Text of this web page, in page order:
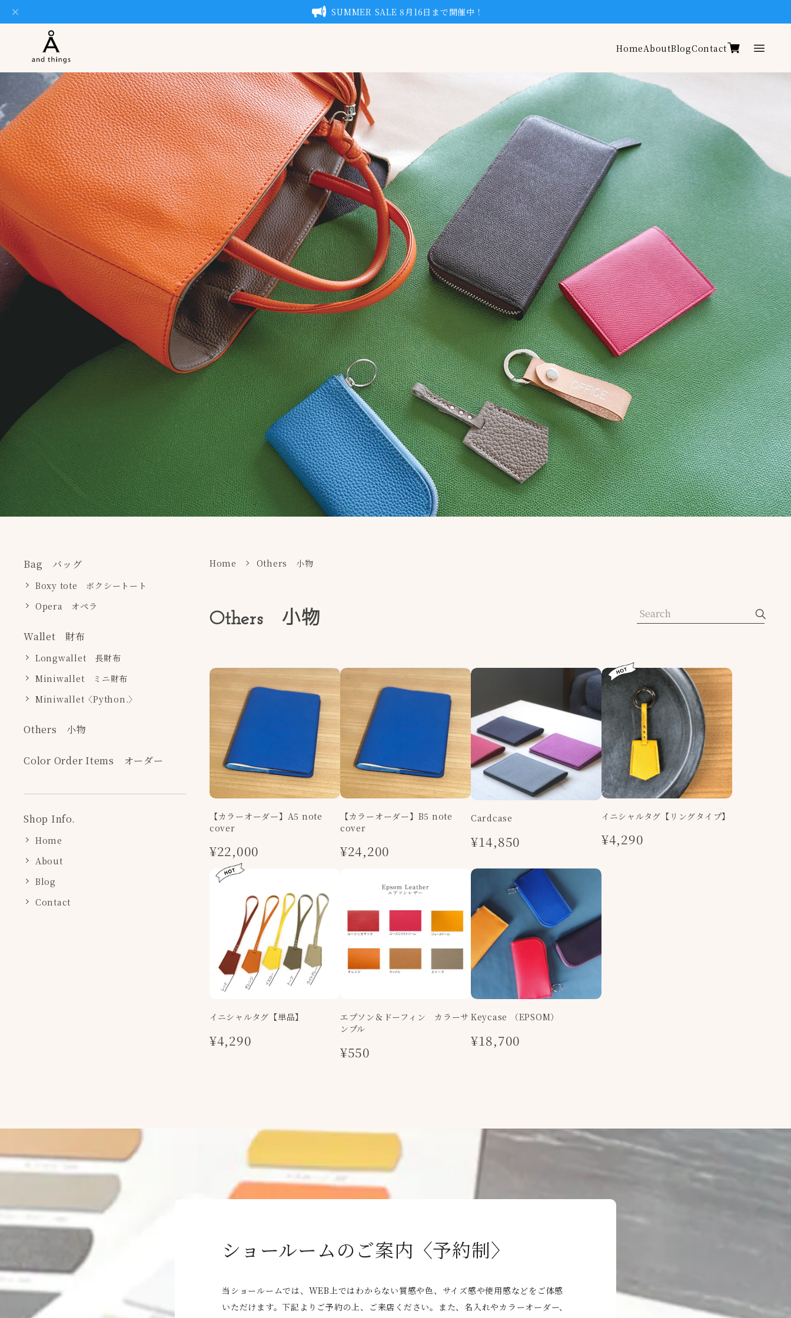
SUMMER SALE 8月16日まで開催中！
HomeAboutBlogContact
Bag バッグ
Boxy tote ボクシートート
Opera オペラ
Wallet 財布
Longwallet 長財布
Miniwallet ミニ財布
Miniwallet〈Python.〉
Others 小物
Color Order Items オーダー
Shop Info.
Home
About
Blog
Contact
Home Others 小物
Others 小物
【カラーオーダー】A5 note
cover
¥22,000
【カラーオーダー】B5 note
cover
¥24,200
Cardcase
¥14,850
イニシャルタグ【リングタイプ】
¥4,290
イニシャルタグ【単品】
¥4,290
エプソン＆ドーフィン カラーサ
ンプル
¥550
Keycase （EPSOM）
¥18,700
ショールームのご案内〈予約制〉
当ショールームでは、WEB上ではわからない質感や色、サイズ感や使用感などをご体感
いただけます。下記よりご予約の上、ご来店ください。また、名入れやカラーオーダー、